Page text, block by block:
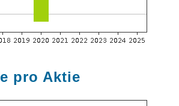
pro Aktie